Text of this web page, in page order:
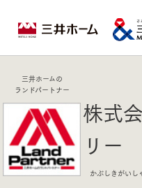
三井ホームの
ランドパートナー
株式
リー
かぶしきがい